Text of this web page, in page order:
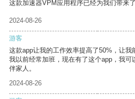
这款加速器VPM应用程序已经为我们带来
2024-08-26
游客
这款app让我的工作效率提高了50%，让我
我以前经常加班，现在有了这个app，我
伴家人。
2024-08-26